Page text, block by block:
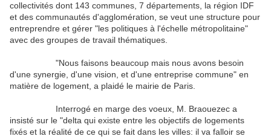
collectivités dont 143 communes, 7 départements, la région IDF
et des communautés d'agglomération, se veut une structure pour
entreprendre et gérer "les politiques à l'échelle métropolitaine"
avec des groupes de travail thématiques.
"Nous faisons beaucoup mais nous avons besoin
d'une synergie, d'une vision, et d'une entreprise commune" en
matière de logement, a plaidé le mairie de Paris.
Interrogé en marge des voeux, M. Braouezec a
insisté sur le "delta qui existe entre les objectifs de logements
fixés et la réalité de ce qui se fait dans les villes: il va falloir se